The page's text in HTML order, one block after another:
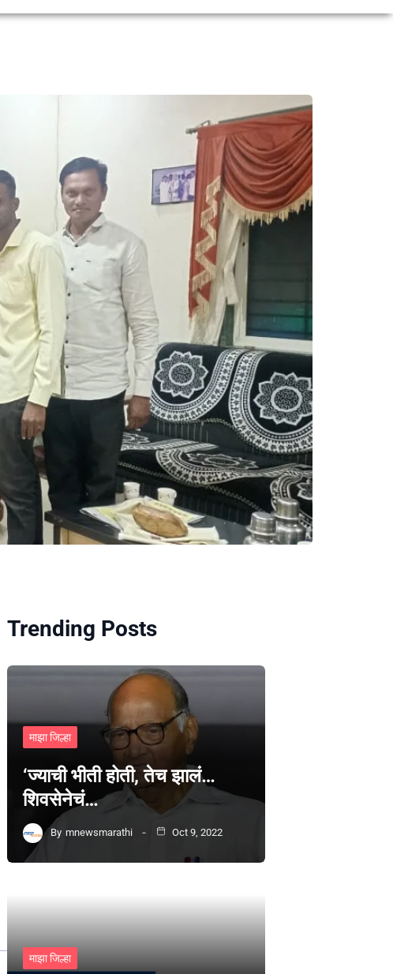
Trending Posts
माझा जिल्हा
‘ज्याची भीती होती, तेच झालं…
शिवसेनेचं…
By mnewsmarathi Oct 9, 2022
माझा जिल्हा